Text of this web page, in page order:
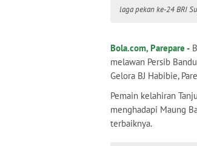
laga pekan ke-24 BRI
Bola.com, Parepare -
melawan Persib
Gelora BJ Habibie,
Pemain kelahiran
menghadapi Maung
terbaiknya.